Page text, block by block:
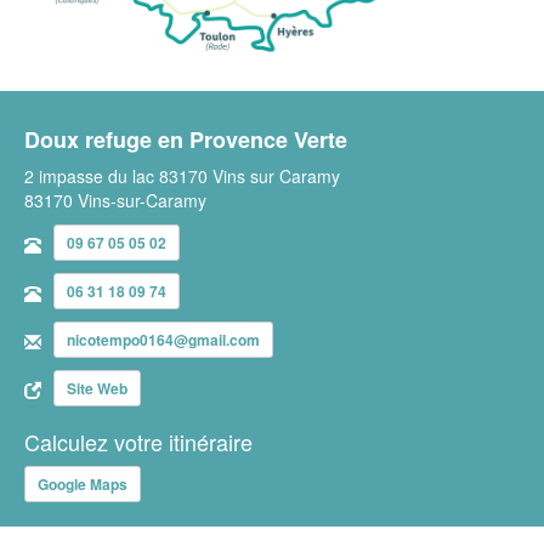
Doux refuge en Provence Verte
2 impasse du lac 83170 Vins sur Caramy
83170 Vins-sur-Caramy
09 67 05 05 02
06 31 18 09 74
nicotempo0164@gmail.com
Site Web
Calculez votre itinéraire
Google Maps